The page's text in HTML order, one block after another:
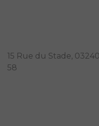
15 Rue du Stade,
58